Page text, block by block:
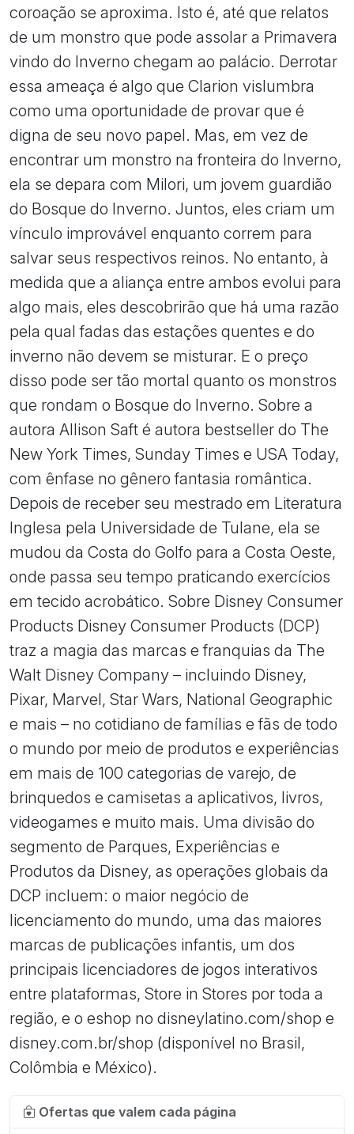
coroação se aproxima. Isto é, até que relatos
de um monstro que pode assolar a Primavera
vindo do Inverno chegam ao palácio. Derrotar
essa ameaça é algo que Clarion vislumbra
como uma oportunidade de provar que é
digna de seu novo papel. Mas, em vez de
encontrar um monstro na fronteira do Inverno,
ela se depara com Milori, um jovem guardião
do Bosque do Inverno. Juntos, eles criam um
vínculo improvável enquanto correm para
salvar seus respectivos reinos. No entanto, à
medida que a aliança entre ambos evolui para
algo mais, eles descobrirão que há uma razão
pela qual fadas das estações quentes e do
inverno não devem se misturar. E o preço
disso pode ser tão mortal quanto os monstros
que rondam o Bosque do Inverno. Sobre a
autora Allison Saft é autora bestseller do The
New York Times, Sunday Times e USA Today,
com ênfase no gênero fantasia romântica.
Depois de receber seu mestrado em Literatura
Inglesa pela Universidade de Tulane, ela se
mudou da Costa do Golfo para a Costa Oeste,
onde passa seu tempo praticando exercícios
em tecido acrobático. Sobre Disney Consumer
Products Disney Consumer Products (DCP)
traz a magia das marcas e franquias da The
Walt Disney Company – incluindo Disney,
Pixar, Marvel, Star Wars, National Geographic
e mais – no cotidiano de famílias e fãs de todo
o mundo por meio de produtos e experiências
em mais de 100 categorias de varejo, de
brinquedos e camisetas a aplicativos, livros,
videogames e muito mais. Uma divisão do
segmento de Parques, Experiências e
Produtos da Disney, as operações globais da
DCP incluem: o maior negócio de
licenciamento do mundo, uma das maiores
marcas de publicações infantis, um dos
principais licenciadores de jogos interativos
entre plataformas, Store in Stores por toda a
região, e o eshop no disneylatino.com/shop e
disney.com.br/shop (disponível no Brasil,
Colômbia e México).
Ofertas que valem cada página